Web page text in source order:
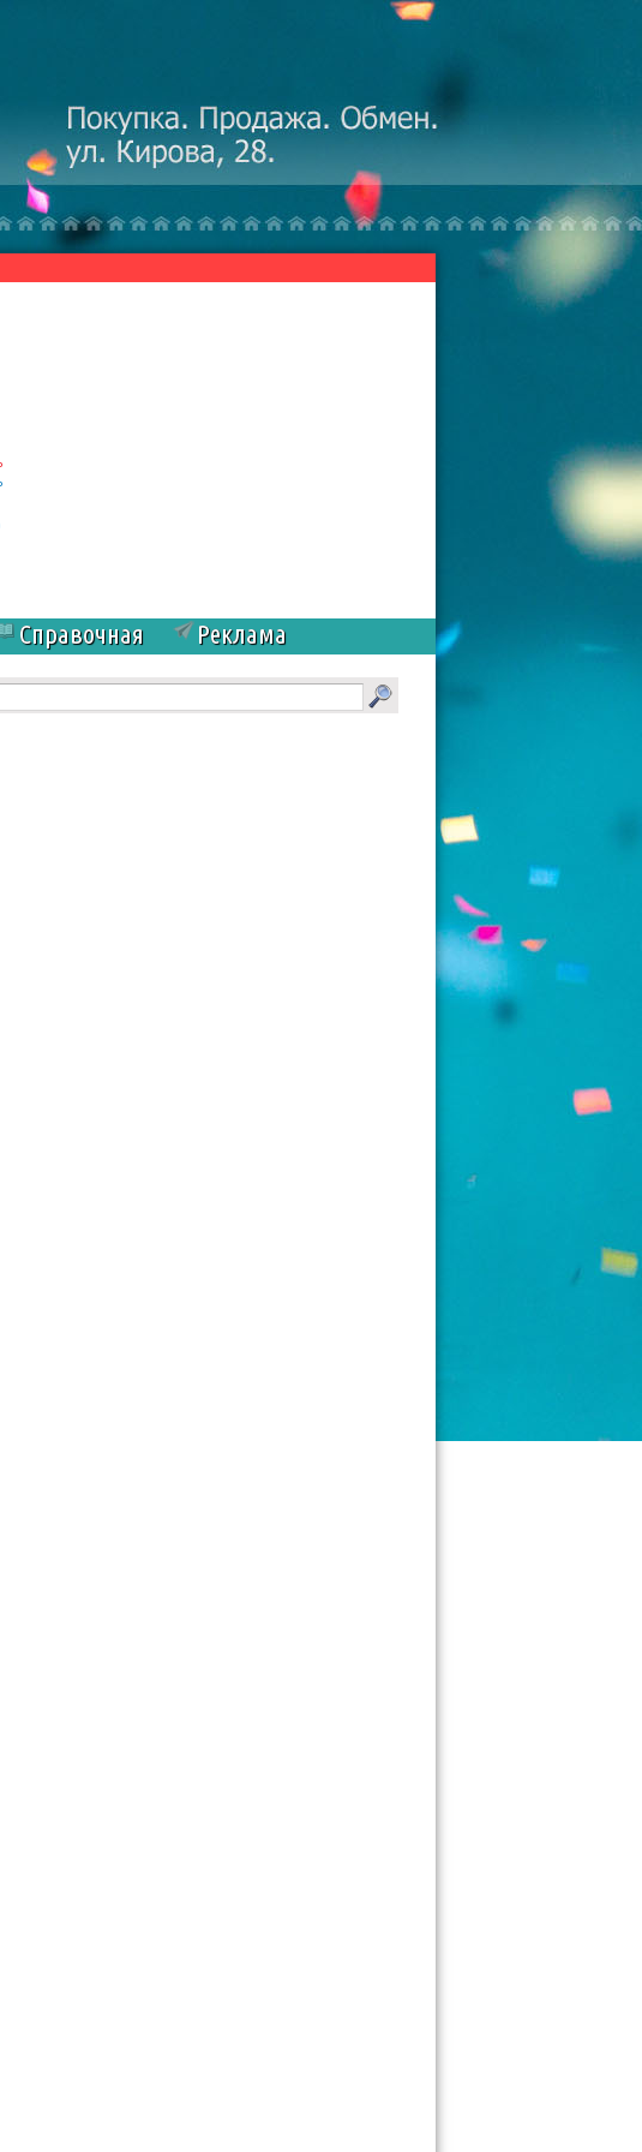
Справочная
Реклама